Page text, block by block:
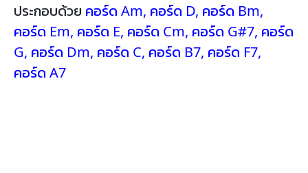
ประกอบด้วย คอร์ด Am, คอร์ด D, คอร์ด Bm,
คอร์ด Em, คอร์ด E, คอร์ด Cm, คอร์ด G#7, คอร์ด
G, คอร์ด Dm, คอร์ด C, คอร์ด B7, คอร์ด F7,
คอร์ด A7